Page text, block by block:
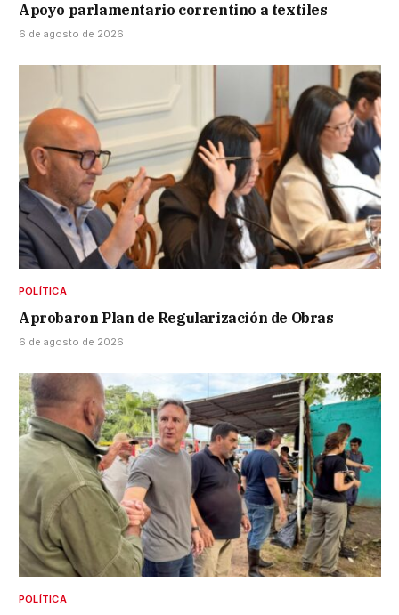
Apoyo parlamentario correntino a textiles
6 de agosto de 2026
POLÍTICA
Aprobaron Plan de Regularización de Obras
6 de agosto de 2026
POLÍTICA